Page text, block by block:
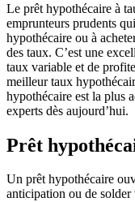
Le prêt hypothécaire à
emprunteurs prudents
hypothécaire ou à
des taux. C’est une
taux variable et de
meilleur taux
hypothécaire est la plus
experts dès aujourd’hui.
Prêt
Un prêt hypothécaire
anticipation ou de